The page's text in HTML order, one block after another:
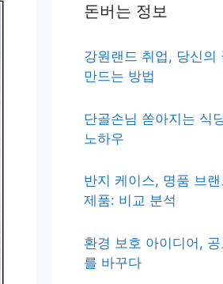
돈버는 정보
강원랜드 취업, 당신의
만드는 방법
단골손님 쏟아지는 식
노하우
반지 케이스, 명품 브
제품: 비교 분석
환경 보호 아이디어,
를 바꾸다